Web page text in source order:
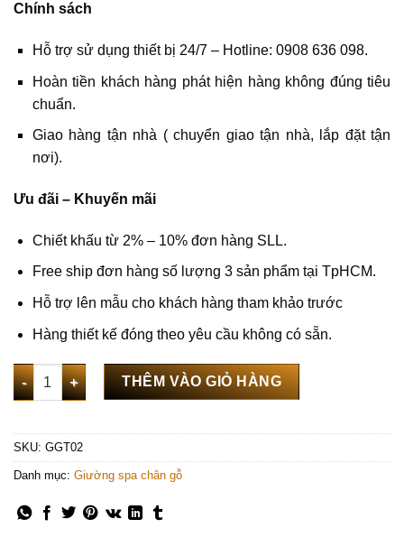
Chính sách
Hỗ trợ sử dụng thiết bị 24/7 – Hotline: 0908 636 098.
Hoàn tiền khách hàng phát hiện hàng không đúng tiêu
chuẩn.
Giao hàng tận nhà ( chuyển giao tận nhà, lắp đặt tận
nơi).
Ưu đãi – Khuyến mãi
Chiết khấu từ 2% – 10% đơn hàng SLL.
Free ship đơn hàng số lượng 3 sản phẩm tại TpHCM.
Hỗ trợ lên mẫu cho khách hàng tham khảo trước
Hàng thiết kế đóng theo yêu cầu không có sẵn.
Giường massage body spa gỗ thông lắp ráp - GGT02 số lượng
THÊM VÀO GIỎ HÀNG
SKU: GGT02
Danh mục: Giường spa chân gỗ